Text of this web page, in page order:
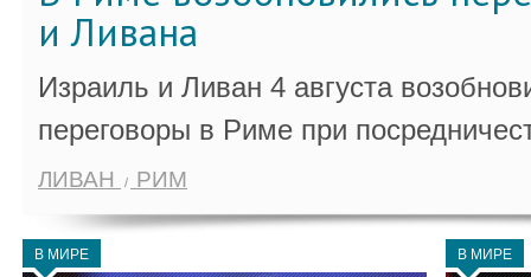
и Ливана
Израиль и Ливан 4 августа
переговоры в Риме при
ЛИВАН РИМ
В МИРЕ В МИРЕ